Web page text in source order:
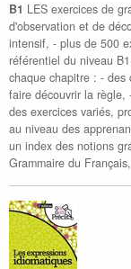
B1 LES exercices de
d'observation et de
intensif, - plus de 500
référentiel du niveau
chaque chapitre : - des
faire découvrir la
des exercices variés,
au niveau des
un index des notions
Grammaire du